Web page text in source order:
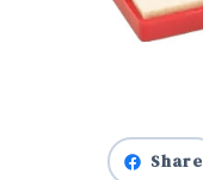
Share